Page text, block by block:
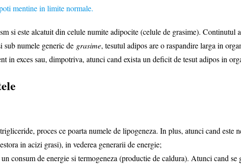
mentine in limite normale.
alcatuit din celule numite adipocite (celule de grasime). Continutul
numele generic de grasime, tesutul adipos are o raspandire larga in
in exces sau, dimpotriva, atunci cand exista un deficit de tesut adipos in
proces ce poarta numele de lipogeneza. In plus, atunci cand este
in acizi grasi), in vederea generarii de energie;
consum de energie si termogeneza (productie de caldura). Atunci cand se